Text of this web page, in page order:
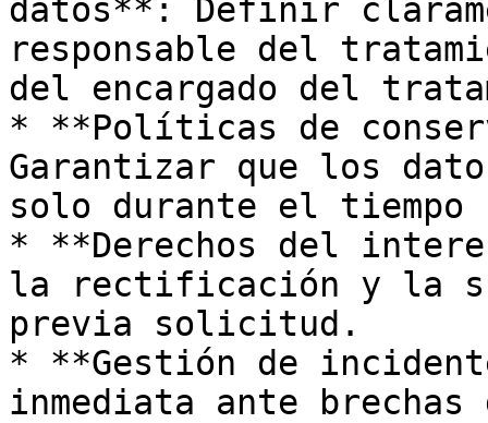
datos**: Definir
responsable del
del encargado del
* **Políticas de
Garantizar que los
solo durante el tiempo
* **Derechos del
la rectificación y la
previa solicitud.
* **Gestión de
inmediata ante brechas